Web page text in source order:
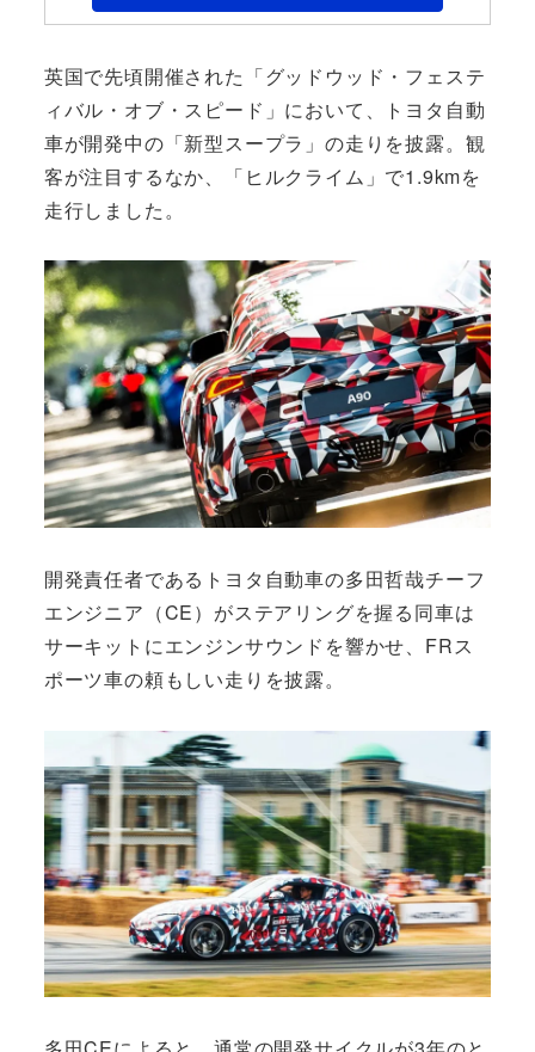
英国で先頃開催された「グッドウッド・フェステ
ィバル・オブ・スピード」において、トヨタ自動
車が開発中の「新型スープラ」の走りを披露。観
客が注目するなか、「ヒルクライム」で1.9kmを
走行しました。
開発責任者であるトヨタ自動車の多田哲哉チーフ
エンジニア（CE）がステアリングを握る同車は
サーキットにエンジンサウンドを響かせ、FRス
ポーツ車の頼もしい走りを披露。